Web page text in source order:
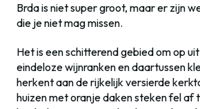
Brda is niet super groot, maar er zijn
die je niet mag missen.
Het is een schitterend gebied om op
eindeloze wijnranken en daartussen
herkent aan de rijkelijk versierde
huizen met oranje daken steken fel af